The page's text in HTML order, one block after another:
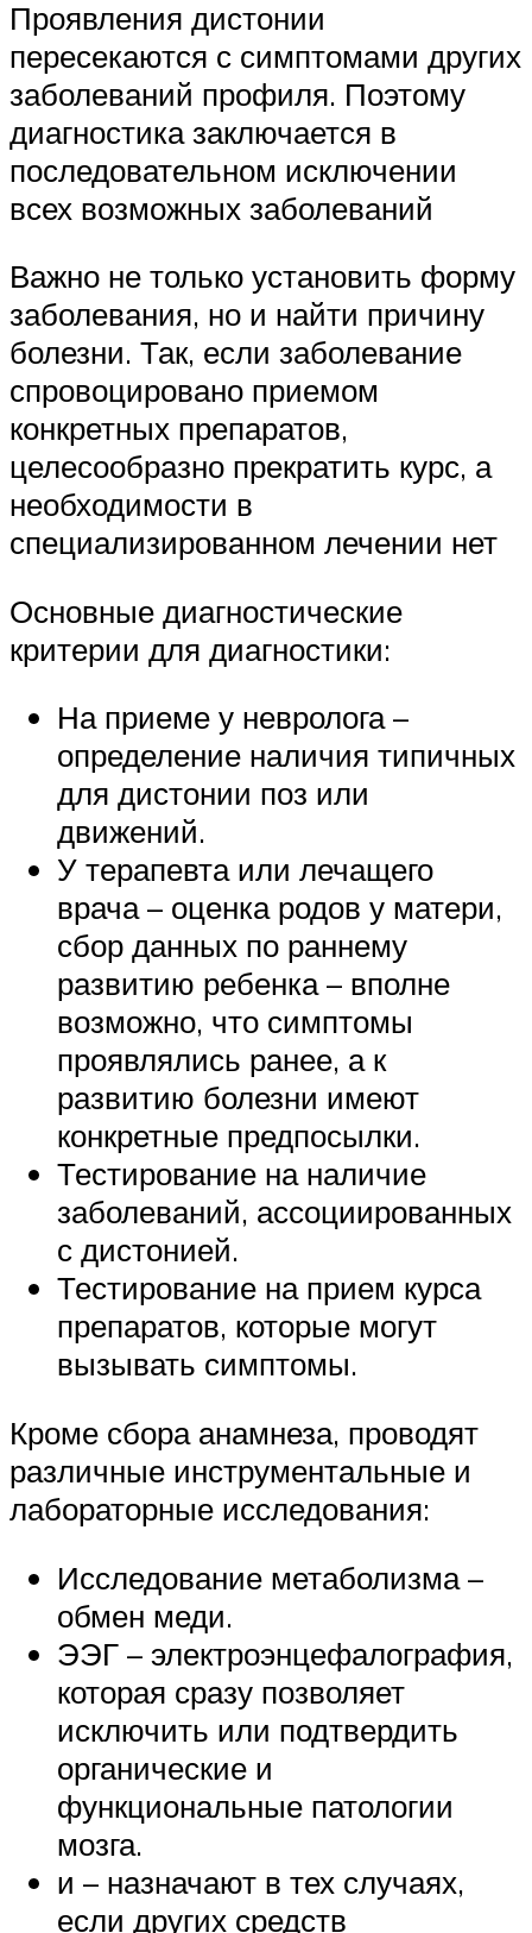
Проявления дистонии
пересекаются с симптомами других
заболеваний профиля. Поэтому
диагностика заключается в
последовательном исключении
всех возможных заболеваний
Важно не только установить форму
заболевания, но и найти причину
болезни. Так, если заболевание
спровоцировано приемом
конкретных препаратов,
целесообразно прекратить курс, а
необходимости в
специализированном лечении нет
Основные диагностические
критерии для диагностики:
На приеме у невролога –
определение наличия типичных
для дистонии поз или
движений.
У терапевта или лечащего
врача – оценка родов у матери,
сбор данных по раннему
развитию ребенка – вполне
возможно, что симптомы
проявлялись ранее, а к
развитию болезни имеют
конкретные предпосылки.
Тестирование на наличие
заболеваний, ассоциированных
с дистонией.
Тестирование на прием курса
препаратов, которые могут
вызывать симптомы.
Кроме сбора анамнеза, проводят
различные инструментальные и
лабораторные исследования:
Исследование метаболизма –
обмен меди.
ЭЭГ – электроэнцефалография,
которая сразу позволяет
исключить или подтвердить
органические и
функциональные патологии
мозга.
и – назначают в тех случаях,
если других средств